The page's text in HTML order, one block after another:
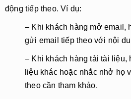
động tiếp theo. Ví dụ:
– Khi khách hàng mở email,
gửi email tiếp theo với nội
– Khi khách hàng tải tài liệu,
liệu khác hoặc nhắc nhở họ
theo cần tham khảo.